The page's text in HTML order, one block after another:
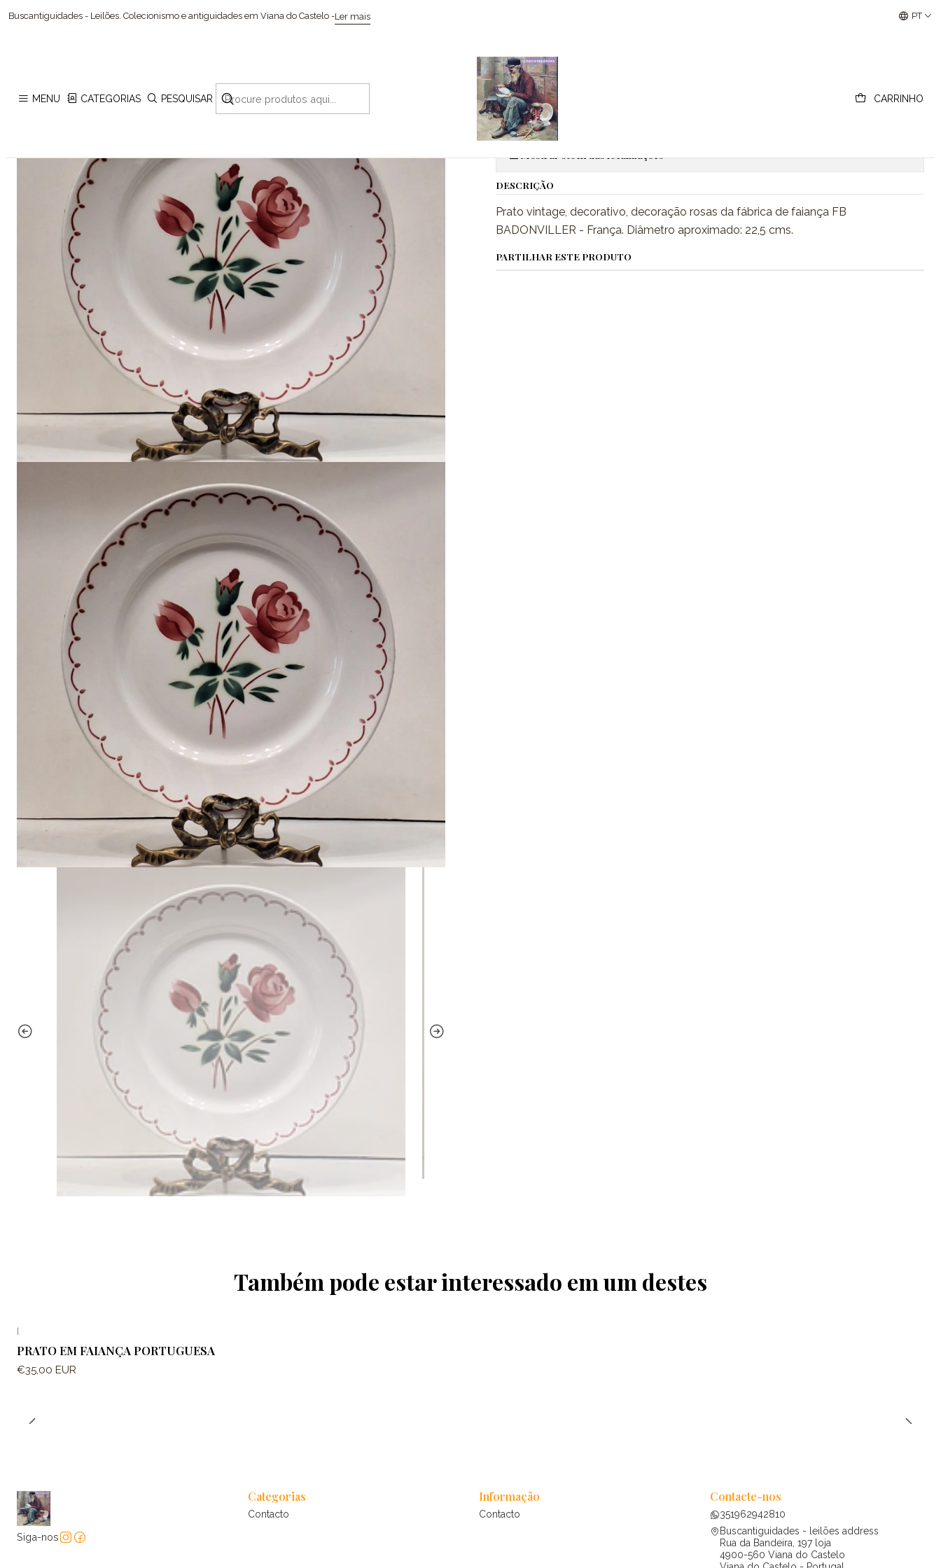
MENU CATEGORIAS PESQUISAR CARRINHO
Buscantiguidades - Leilões. Colecionismo e antiguidades em Viana do Castelo -Ler mais Buscantiguidades - Leilões Colecionismo e PT
Início Cerâmicas
|
Prato em faiança francesa Badonviller
Quantidade
Mostrar stock das localizações
DESCRIÇÃO
Prato vintage, decorativo, decoração rosas da fábrica de faiança FB
BADONVILLER - França. Diâmetro aproximado: 22,5 cms.
PARTILHAR ESTE PRODUTO
Também pode estar interessado em um destes
|
PRATO EM FAIANÇA PORTUGUESA
€35,00 EUR
Siga-nos
Categorias
Contacto
Informação
Contacto
Contacte-nos
351962942810
Buscantiguidades - leilões address
Rua da Bandeira, 197 loja
4900-560 Viana do Castelo